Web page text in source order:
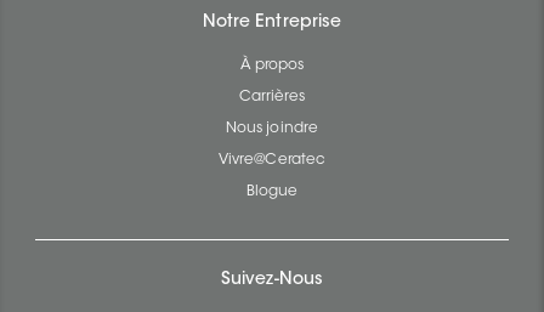
Notre Entreprise
À propos
Carrières
Nous joindre
Vivre@Ceratec
Blogue
Suivez-Nous